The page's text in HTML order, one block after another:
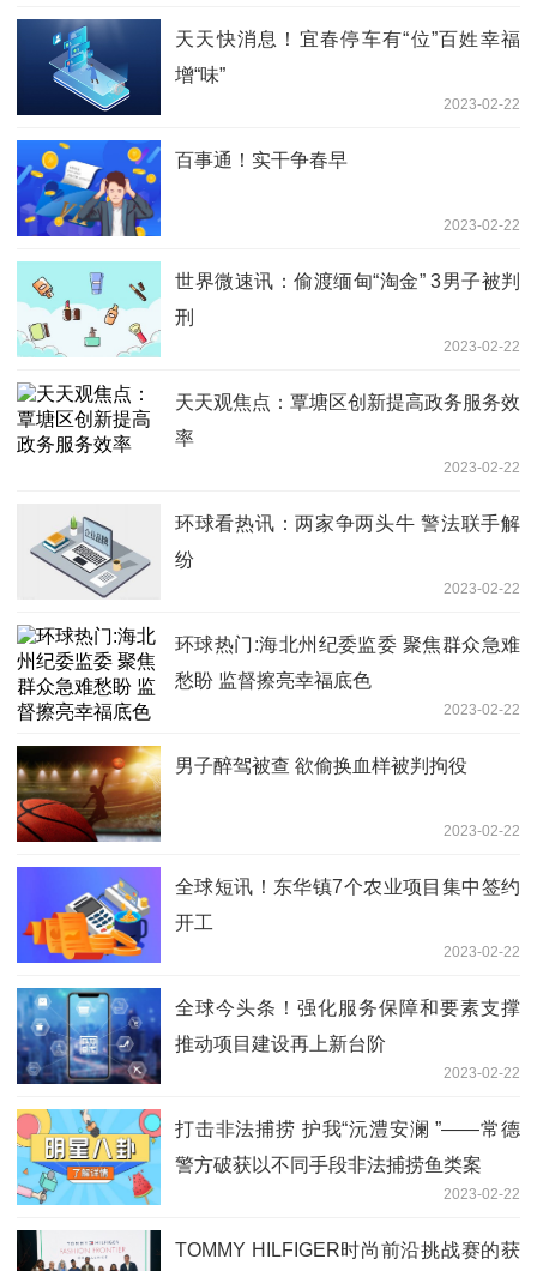
天天快消息！宜春停车有“位”百姓幸福
增“味”
2023-02-22
百事通！实干争春早
2023-02-22
世界微速讯：偷渡缅甸“淘金” 3男子被判
刑
2023-02-22
天天观焦点：覃塘区创新提高政务服务效
率
2023-02-22
环球看热讯：两家争两头牛 警法联手解
纷
2023-02-22
环球热门:海北州纪委监委 聚焦群众急难
愁盼 监督擦亮幸福底色
2023-02-22
男子醉驾被查 欲偷换血样被判拘役
2023-02-22
全球短讯！东华镇7个农业项目集中签约
开工
2023-02-22
全球今头条！强化服务保障和要素支撑
推动项目建设再上新台阶
2023-02-22
打击非法捕捞 护我“沅澧安澜 ”――常德
警方破获以不同手段非法捕捞鱼类案
2023-02-22
TOMMY HILFIGER时尚前沿挑战赛的获